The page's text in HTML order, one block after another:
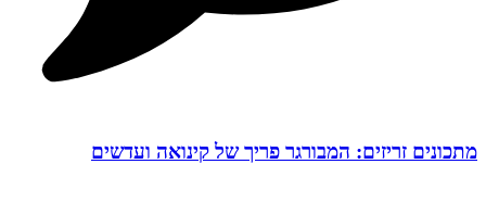
מתכונים זריזים: המבורגר פריך של קינואה ועדשים